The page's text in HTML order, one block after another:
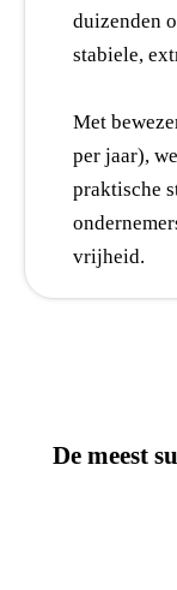
duizenden
stabiele,
​Met
per jaar),
praktische
vrijheid.
De meest